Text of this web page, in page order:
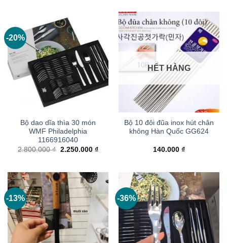
-20%
Bộ dao dĩa thìa 30 món
WMF Philadelphia
1166916040
2.800.000₫ Giá
2.250.000 ₫Giá
2.250.000 ₫.
HẾT HÀNG
Bộ 10 đôi đũa inox hút chân
không Hàn Quốc GG624
140.000 ₫
-13% -36%